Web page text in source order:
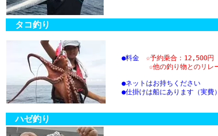
タコ釣り
●料金 ☆予約乗合： 12,500円
☆他の釣り物とのリレー
●ネットはお持ちください
●仕掛けは船にあります（実
ハゼ釣り